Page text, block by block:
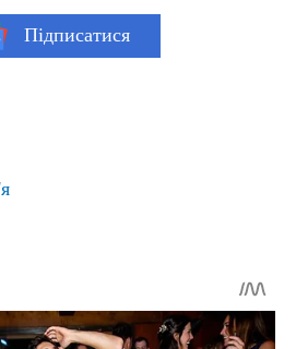
Підписатися